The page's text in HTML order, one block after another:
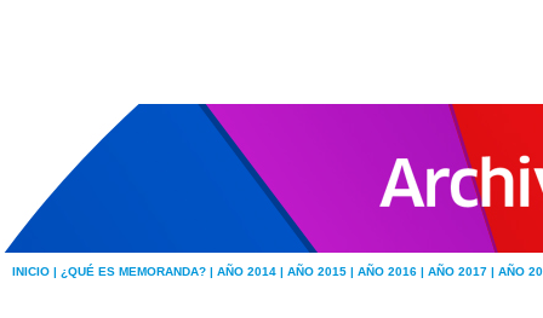
INICIO | ¿QUÉ ES MEMORANDA? | AÑO 2014 | AÑO 2015 | AÑO 2016 | AÑO 2017 | AÑO